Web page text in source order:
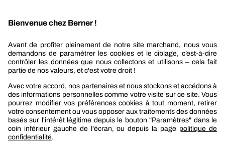
Berner
Boutique Berner
Boutique Berner Industry Services